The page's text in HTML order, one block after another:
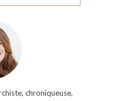
chroniqueuse,